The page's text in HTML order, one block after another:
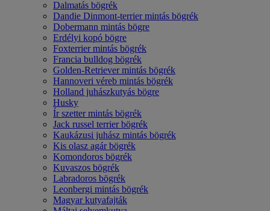
Dalmatás bögrék
Dandie Dinmont-terrier mintás bögrék
Dobermann mintás bögre
Erdélyi kopó bögre
Foxterrier mintás bögrék
Francia bulldog bögrék
Golden-Retriever mintás bögrék
Hannoveri véreb mintás bögrék
Holland juhászkutyás bögre
Husky
Ír szetter mintás bögrék
Jack russel terrier bögrék
Kaukázusi juhász mintás bögrék
Kis olasz agár bögrék
Komondoros bögrék
Kuvaszos bögrék
Labradoros bögrék
Leonbergi mintás bögrék
Magyar kutyafajták